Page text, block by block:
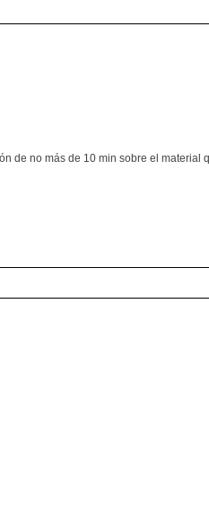
de no más de 10 min sobre el material